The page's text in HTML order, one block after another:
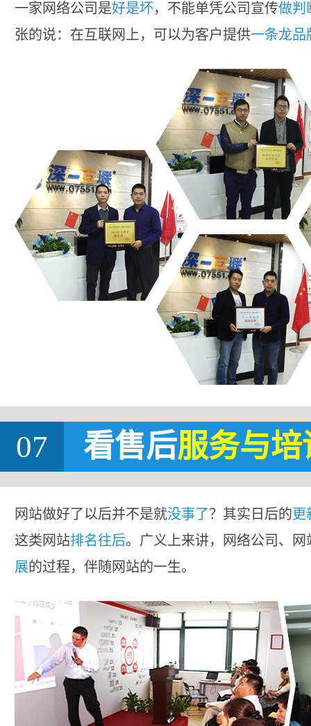
一家网络公司是好是坏，不能单凭公司宣传做判
张的说：在互联网上，可以为客户提供一条龙品
07 看售后服务与培
网站做好了以后并不是就没事了？其实日后的更
这类网站排名往后。广义上来讲，网络公司、
展的过程，伴随网站的一生。